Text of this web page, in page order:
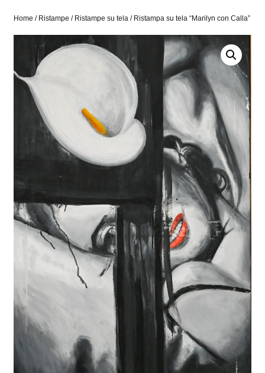
Home / Ristampe / Ristampe su tela / Ristampa su tela “Marilyn con Calla”